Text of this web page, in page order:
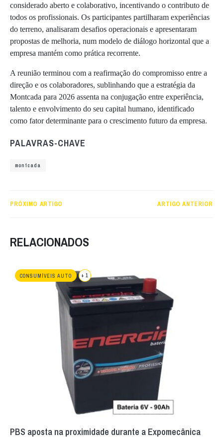
considerado aberto e colaborativo, incentivando o contributo de
todos os profissionais. Os participantes partilharam experiências
do terreno, analisaram desafios operacionais e apresentaram
propostas de melhoria, num modelo de diálogo horizontal que a
empresa mantém como prática recorrente.
A reunião terminou com a reafirmação do compromisso entre a
direção e os colaboradores, sublinhando que a estratégia da
Montcada para 2026 assenta na conjugação entre experiência,
talento e envolvimento do seu capital humano, identificado
como fator determinante para o crescimento futuro da empresa.
PALAVRAS-CHAVE
montcada
PRÓXIMO ARTIGO ARTIGO ANTERIOR
RELACIONADOS
CONSUMÍVEIS AUTO + 1
PBS aposta na proximidade durante a Expomecânica